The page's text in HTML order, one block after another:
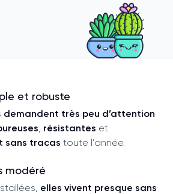
et robuste
demandent très peu d’attention
résistantes et
sans tracas toute l’année.
modéré
elles vivent presque sans